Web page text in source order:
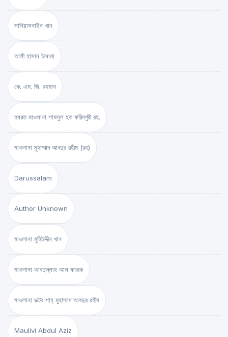
সানিয়াসনাইন খান
আলী হাসান উসামা
কে. এম. জি. রহমান
হযরত মাওলানা শামসুল হক ফরিদপুরী রহ.
মাওলানা মুহাম্মাদ আবদুর রহীম (রহ)
Darussalam
Author Unknown
মাওলানা মুহিউদ্দীন খান
মাওলানা আবদুল্লাহ আল ফারূক
মাওলানা ডক্টর শাহ্‌ মুহাম্মাদ আবদুর রহীম
Maulivi Abdul Aziz